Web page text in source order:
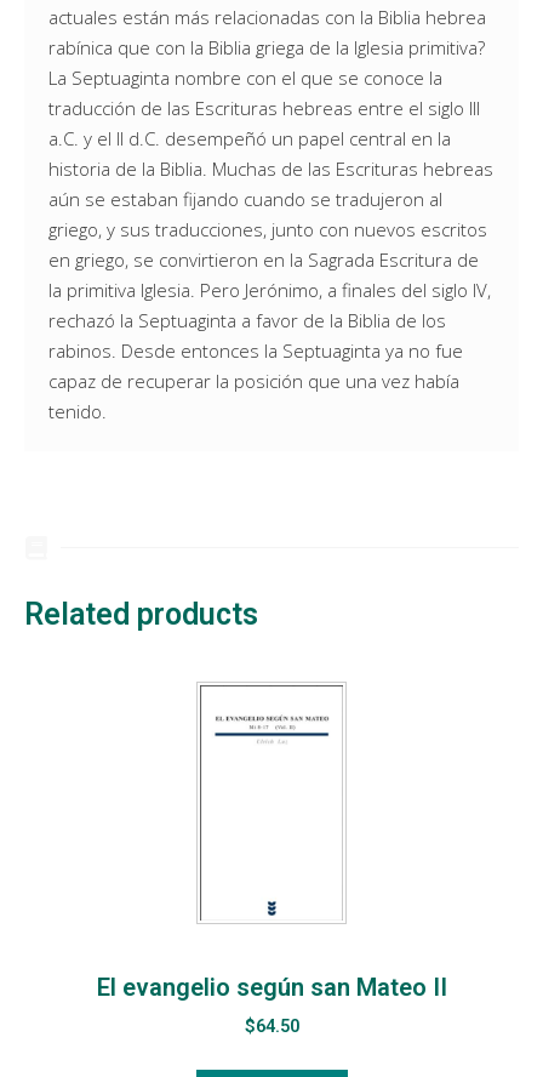
actuales están más relacionadas con la Biblia hebrea
rabínica que con la Biblia griega de la Iglesia primitiva?
La Septuaginta nombre con el que se conoce la
traducción de las Escrituras hebreas entre el siglo III
a.C. y el II d.C. desempeñó un papel central en la
historia de la Biblia. Muchas de las Escrituras hebreas
aún se estaban fijando cuando se tradujeron al
griego, y sus traducciones, junto con nuevos escritos
en griego, se convirtieron en la Sagrada Escritura de
la primitiva Iglesia. Pero Jerónimo, a finales del siglo IV,
rechazó la Septuaginta a favor de la Biblia de los
rabinos. Desde entonces la Septuaginta ya no fue
capaz de recuperar la posición que una vez había
tenido.
Related products
El evangelio según san Mateo II
$64.50